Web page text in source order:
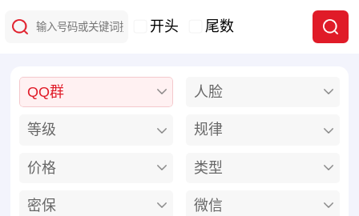
开头 尾数
QQ群 人脸
等级 规律
价格 类型
密保 微信